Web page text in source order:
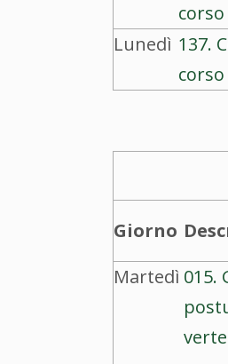
Lunedì 137.
Giorno
Martedì 015.